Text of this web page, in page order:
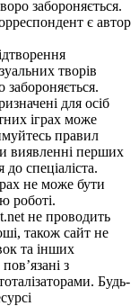
забороняється.
є автор
творів
для осіб
іграх може
правил
виявленні перших
до спеціаліста.
не може бути
роботі.
не проводить
також сайт не
та інших
з
Будь-